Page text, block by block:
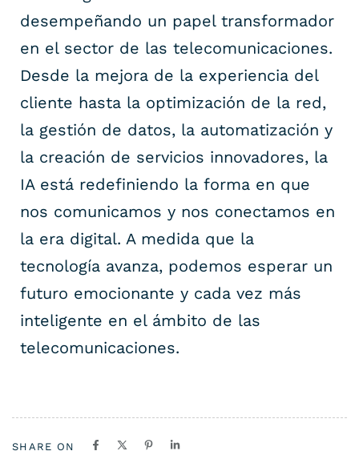
desempeñando un papel transformador
en el sector de las telecomunicaciones.
Desde la mejora de la experiencia del
cliente hasta la optimización de la red,
la gestión de datos, la automatización y
la creación de servicios innovadores, la
IA está redefiniendo la forma en que
nos comunicamos y nos conectamos en
la era digital. A medida que la
tecnología avanza, podemos esperar un
futuro emocionante y cada vez más
inteligente en el ámbito de las
telecomunicaciones.
SHARE ON